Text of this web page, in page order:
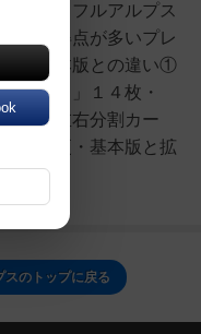
シャッフルアルプス
時に得点が多いプレ
）基本版との違い①
カード」１４枚・
・「左右分割カー
の変更・基本版と拡
シ...
スのトップに戻る